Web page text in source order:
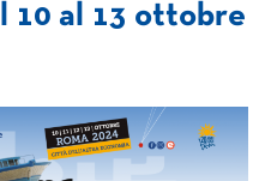
10 al 13 ottobre